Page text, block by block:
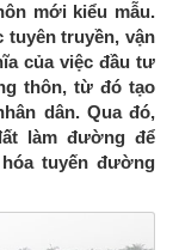
mới kiểu mẫu.
tuyên truyền, vận
của việc đầu tư
thôn, từ đó tạo
dân. Qua đó,
làm đường để
tuyến đường